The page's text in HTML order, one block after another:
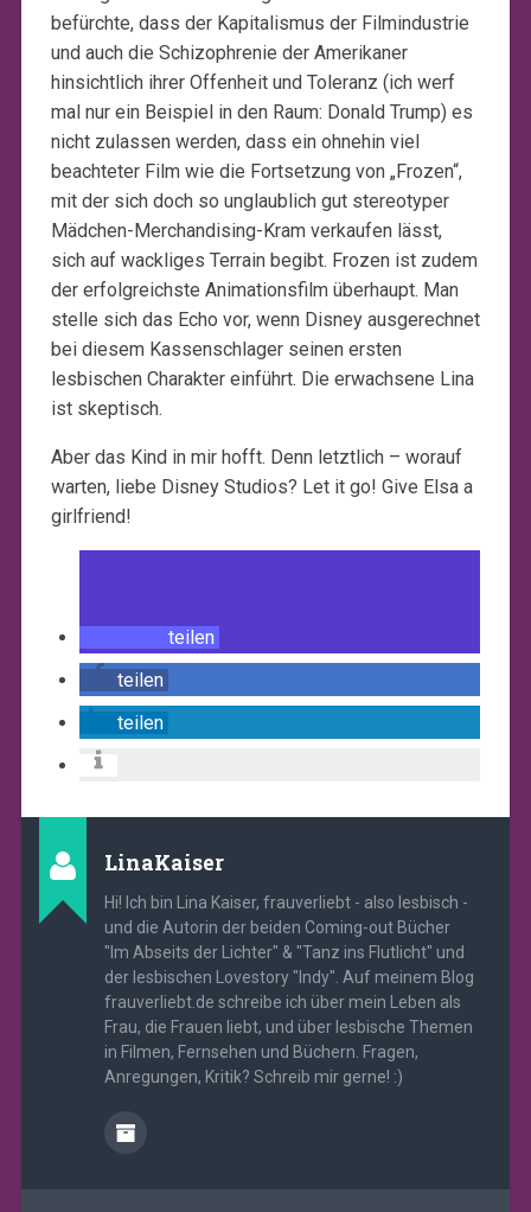
befürchte, dass der Kapitalismus der Filmindustrie
und auch die Schizophrenie der Amerikaner
hinsichtlich ihrer Offenheit und Toleranz (ich werf
mal nur ein Beispiel in den Raum: Donald Trump) es
nicht zulassen werden, dass ein ohnehin viel
beachteter Film wie die Fortsetzung von „Frozen“,
mit der sich doch so unglaublich gut stereotyper
Mädchen-Merchandising-Kram verkaufen lässt,
sich auf wackliges Terrain begibt. Frozen ist zudem
der erfolgreichste Animationsfilm überhaupt. Man
stelle sich das Echo vor, wenn Disney ausgerechnet
bei diesem Kassenschlager seinen ersten
lesbischen Charakter einführt. Die erwachsene Lina
ist skeptisch.
Aber das Kind in mir hofft. Denn letztlich – worauf
warten, liebe Disney Studios? Let it go! Give Elsa a
girlfriend!
teilen
teilen
teilen
LinaKaiser
Hi! Ich bin Lina Kaiser, frauverliebt - also lesbisch -
und die Autorin der beiden Coming-out Bücher
"Im Abseits der Lichter" & "Tanz ins Flutlicht" und
der lesbischen Lovestory "Indy". Auf meinem Blog
frauverliebt.de schreibe ich über mein Leben als
Frau, die Frauen liebt, und über lesbische Themen
in Filmen, Fernsehen und Büchern. Fragen,
Anregungen, Kritik? Schreib mir gerne! :)